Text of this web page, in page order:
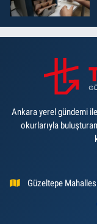
Ankara yerel gündemi
okurlarıyla
Güzeltepe